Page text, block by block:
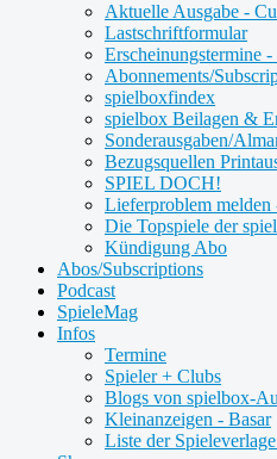
Aktuelle Ausgabe -
Lastschriftformular
Erscheinungstermine
Abonnements/
spielboxfindex
spielbox Beilagen &
Sonderausgaben/
Bezugsquellen
SPIEL DOCH!
Lieferproblem
Die Topspiele der
Kündigung Abo
Abos/Subscriptions
Podcast
SpieleMag
Infos
Termine
Spieler + Clubs
Blogs von spielbox-
Kleinanzeigen - Basar
Liste der